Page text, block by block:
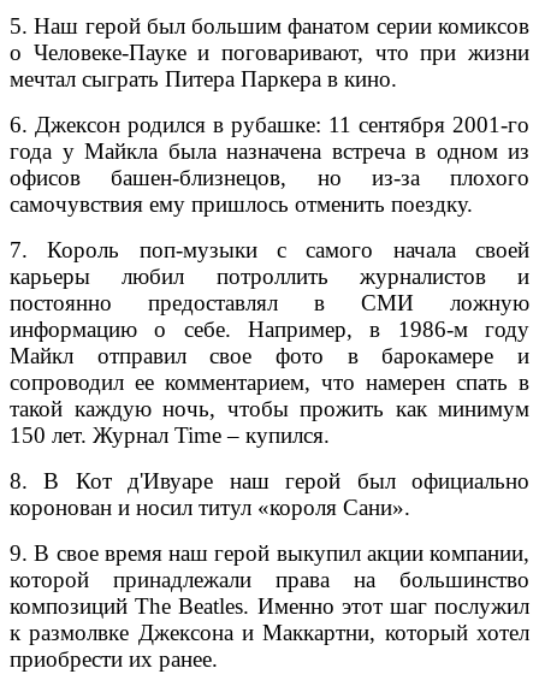
5. Наш герой был большим фанатом серии комиксов
о Человеке-Пауке и поговаривают, что при жизни
мечтал сыграть Питера Паркера в кино.
6. Джексон родился в рубашке: 11 сентября 2001-го
года у Майкла была назначена встреча в одном из
офисов башен-близнецов, но из-за плохого
самочувствия ему пришлось отменить поездку.
7. Король поп-музыки с самого начала своей
карьеры любил потроллить журналистов и
постоянно предоставлял в СМИ ложную
информацию о себе. Например, в 1986-м году
Майкл отправил свое фото в барокамере и
сопроводил ее комментарием, что намерен спать в
такой каждую ночь, чтобы прожить как минимум
150 лет. Журнал Time – купился.
8. В Кот д'Ивуаре наш герой был официально
коронован и носил титул «короля Сани».
9. В свое время наш герой выкупил акции компании,
которой принадлежали права на большинство
композиций The Beatles. Именно этот шаг послужил
к размолвке Джексона и Маккартни, который хотел
приобрести их ранее.